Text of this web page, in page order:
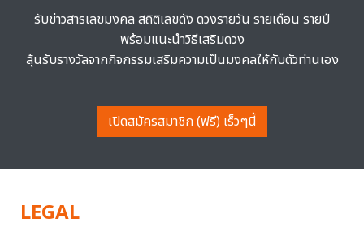
รับข่าวสารเลขมงคล สถิติเลขดัง ดวงรายวัน รายเดือน รายปี
พร้อมแนะนำวิธีเสริมดวง
ลุ้นรับรางวัลจากกิจกรรมเสริมความเป็นมงคลให้กับตัวท่านเอง
เปิดสมัครสมาชิก (ฟรี) เร็วๆนี้
LEGAL